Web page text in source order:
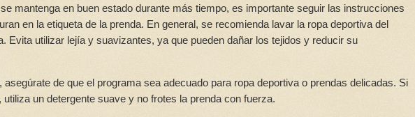
mantenga en buen estado durante más tiempo, es importante seguir las instrucciones
en la etiqueta de la prenda. En general, se recomienda lavar la ropa deportiva del
Evita utilizar lejía y suavizantes, ya que pueden dañar los tejidos y reducir su
asegúrate de que el programa sea adecuado para ropa deportiva o prendas delicadas. Si
un detergente suave y no frotes la prenda con fuerza.